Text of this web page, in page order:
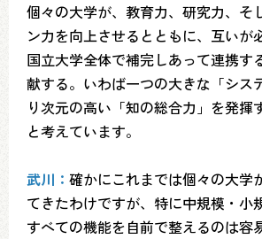
個々の大学が、教育力、研究力、そ
ン力を向上させるとともに、互いが
国立大学全体で補完しあって連携す
献する。いわば一つの大きな「シス
り次元の高い「知の総合力」を発揮
と考えています。
武川： 確かにこれまでは個々の大学
てきたわけですが、特に中規模・小
すべての機能を自前で整えるのは容